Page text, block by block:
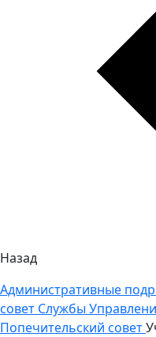
Назад
Административные
совет Службы
Попечительский совет